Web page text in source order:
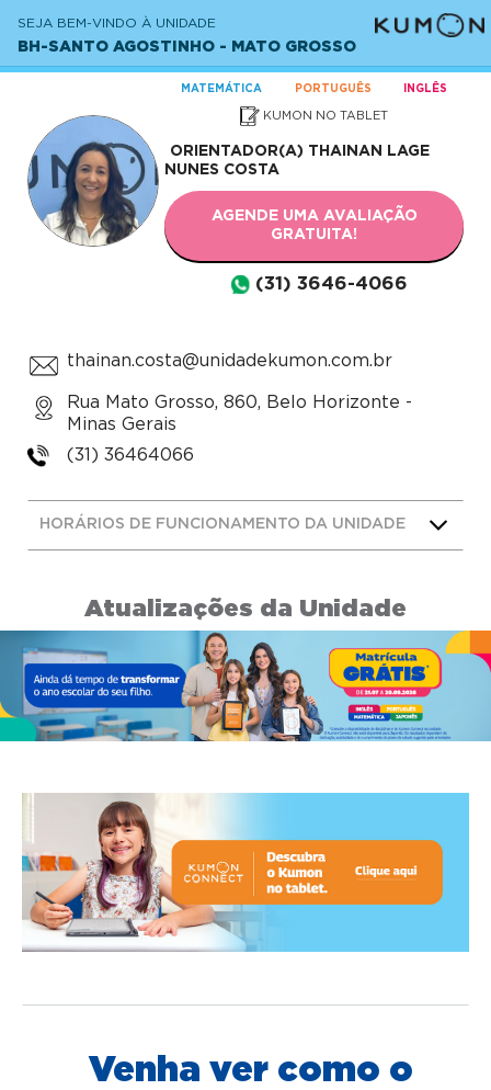
SEJA BEM-VINDO À UNIDADE
BH-SANTO AGOSTINHO - MATO GROSSO
MATEMÁTICA PORTUGUÊS INGLÊS
KUMON NO TABLET
ORIENTADOR(A) THAINAN LAGE
NUNES COSTA
AGENDE UMA AVALIAÇÃO
GRATUITA!
(31) 3646-4066
thainan.costa@unidadekumon.com.br
Rua Mato Grosso, 860, Belo Horizonte -
Minas Gerais
(31) 36464066
HORÁRIOS DE FUNCIONAMENTO DA UNIDADE
Atualizações da Unidade
Venha ver como o